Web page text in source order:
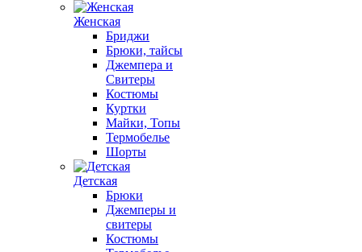
Женская
Бриджи
Брюки, тайсы
Джемпера и
Свитеры
Костюмы
Куртки
Майки, Топы
Термобелье
Шорты
Детская
Брюки
Джемперы и
свитеры
Костюмы